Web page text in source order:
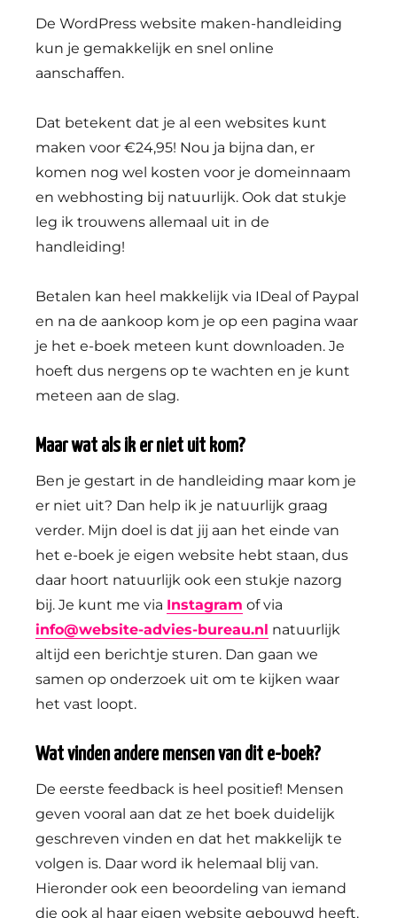
De WordPress website maken-handleiding
kun je gemakkelijk en snel online
aanschaffen.
Dat betekent dat je al een websites kunt
maken voor €24,95! Nou ja bijna dan, er
komen nog wel kosten voor je domeinnaam
en webhosting bij natuurlijk. Ook dat stukje
leg ik trouwens allemaal uit in de
handleiding!
Betalen kan heel makkelijk via IDeal of Paypal
en na de aankoop kom je op een pagina waar
je het e-boek meteen kunt downloaden. Je
hoeft dus nergens op te wachten en je kunt
meteen aan de slag.
Maar wat als ik er niet uit kom?
Ben je gestart in de handleiding maar kom je
er niet uit? Dan help ik je natuurlijk graag
verder. Mijn doel is dat jij aan het einde van
het e-boek je eigen website hebt staan, dus
daar hoort natuurlijk ook een stukje nazorg
bij. Je kunt me via Instagram of via
info@website-advies-bureau.nl natuurlijk
altijd een berichtje sturen. Dan gaan we
samen op onderzoek uit om te kijken waar
het vast loopt.
Wat vinden andere mensen van dit e-boek?
De eerste feedback is heel positief! Mensen
geven vooral aan dat ze het boek duidelijk
geschreven vinden en dat het makkelijk te
volgen is. Daar word ik helemaal blij van.
Hieronder ook een beoordeling van iemand
die ook al haar eigen website gebouwd heeft.